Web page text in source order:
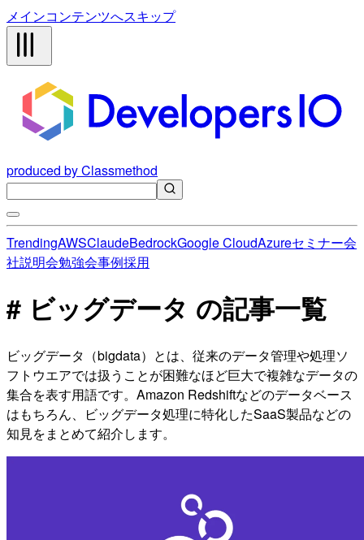
メインコンテンツへスキップ
produced by Classmethod
TrendingAWSClaudeBedrockGoogle CloudAzureセミナー会
社説明会勉強会事例採用
# ビッグデータ の記事一覧
ビッグデータ（bigdata）とは、従来のデータ管理や処理ソ
フトウエアでは扱うことが困難なほど巨大で複雑なデータの
集合を表す用語です。Amazon Redshiftなどのデータベース
はもちろん、ビッグデータ処理に特化したSaaS製品などの
知見をまとめて紹介します。